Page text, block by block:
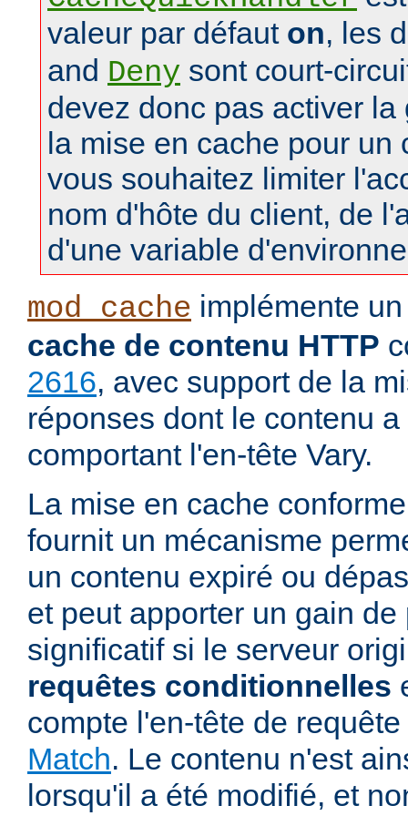
valeur par défaut on, les
and Deny sont court-
devez donc pas activer
la mise en cache pour un
vous souhaitez limiter
nom d'hôte du client, de
d'une variable
mod_cache implémente
cache de contenu HTTP
2616, avec support de la
réponses dont le contenu
comportant l'en-tête Vary.
La mise en cache
fournit un mécanisme
un contenu expiré ou
et peut apporter un gain
significatif si le serveur
requêtes conditionnelles
compte l'en-tête de
Match. Le contenu n'est
lorsqu'il a été modifié, et